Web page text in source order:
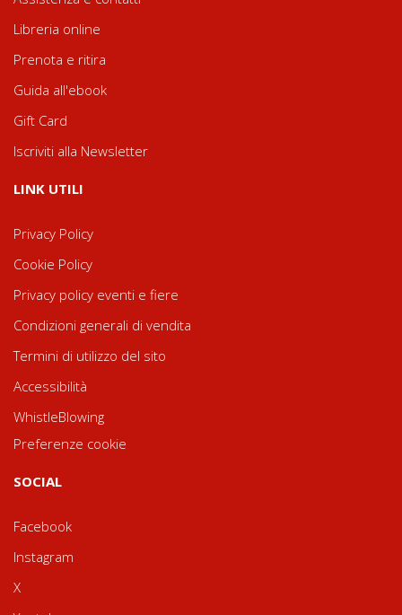
Libreria online
Prenota e ritira
Guida all'ebook
Gift Card
Iscriviti alla Newsletter
LINK UTILI
Privacy Policy
Cookie Policy
Privacy policy eventi e fiere
Condizioni generali di vendita
Termini di utilizzo del sito
Accessibilità
WhistleBlowing
Preferenze cookie
SOCIAL
Facebook
Instagram
X